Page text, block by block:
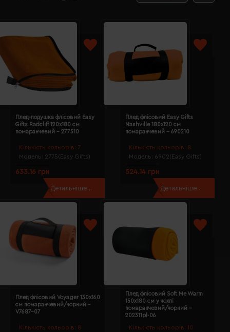
Кількість кольорів: 7
Модель: 2775(Easy Gifts)
Плед-подушка флісовий Easy
Gifts Radcliff 120х180 см
помаранчевий - 277510
633.16 грн
Детальніше...
Кількість кольорів: 8
Модель: 6902(Easy Gifts)
Плед флісовий Easy Gifts
Nashville 180х120 см
помаранчевий - 690210
524.14 грн
Детальніше...
Кількість кольорів: 8
Плед флісовий Voyager 130х160
см помаранчевий/чорний -
V7687-07
Кількість кольорів: 10
Плед флісовий Soft Me Warm
150х180 см у чохлі
помаранчевий/чорний -
202311pl-06